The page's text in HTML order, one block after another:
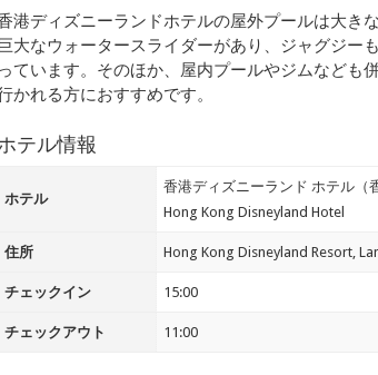
港ディズニーランドホテルの屋外プールは大き
大なウォータースライダーがあり、ジャグジー
っています。そのほか、屋内プールやジムなども
かれる方におすすめです。
テル情報
ホテル
香港ディズニーランド ホテル（
Hong Kong Disneyland Hotel
住所 Hong Kong Disneyland Resort,
チェックイン 15:00
チェックアウト 11:00